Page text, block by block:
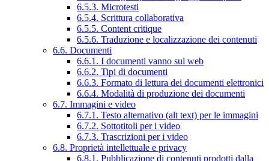
6.5.3. Microtesti
6.5.4. Scrittura collaborativa
6.5.5. Content critique
6.5.6. Traduzione e localizzazione dei contenuti
6.6. Documenti
6.6.1. I documenti vanno sul web
6.6.2. Tipi di documenti
6.6.3. Formato di lettura dei documenti elettronici
6.6.4. Modalità di produzione dei documenti
6.7. Immagini e video
6.7.1. Testo alternativo (alt text) per le immagini
6.7.2. Sottotitoli per i video
6.7.3. Trascrizioni per i video
6.8. Proprietà intellettuale e privacy
6.8.1. Pubblicazione di contenuti prodotti dalla